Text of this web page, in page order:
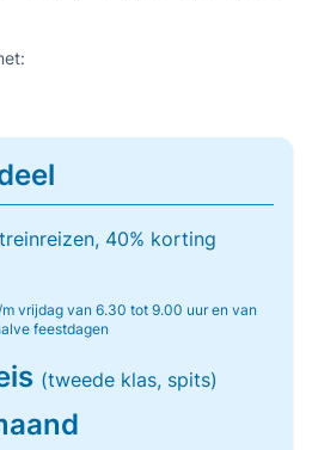
40% korting
vrijdag van 6.30 tot 9.00 uur en van
feestdagen
(tweede klas, spits)